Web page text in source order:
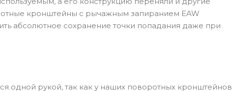
кронштейны с рычажным запиранием EAW
абсолютное сохранение точки попадания даже при
одной рукой, так как у наших поворотных кронштейнов